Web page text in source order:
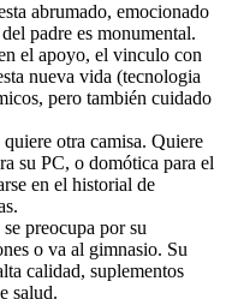
abrumado, emocionado
padre es monumental.
el apoyo, el vinculo con
nueva vida (tecnologia
pero también cuidado
quiere otra camisa. Quiere
su PC, o domótica para el
en el historial de
se preocupa por su
o va al gimnasio. Su
calidad, suplementos
salud.